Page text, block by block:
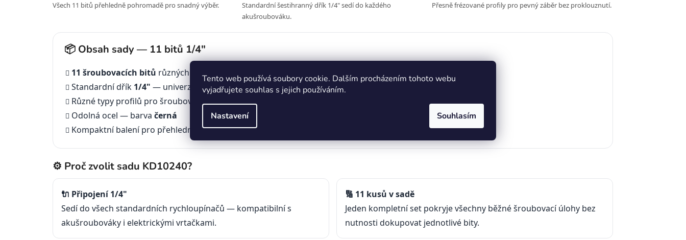
Tento web používá soubory cookie. Dalším procházením tohoto webu
vyjadřujete souhlas s jejich používáním.
Nastavení Souhlasím
Všech 11 bitů přehledně pohromadě pro snadný výběr.
Standardní šestihranný dřík 1/4" sedí do každého
akušroubováku.
Přesně frézované profily pro pevný záběr bez proklouznutí.
📦 Obsah sady — 11 bitů 1/4"
11 šroubovacích bitů různých profilů a rozměrů
Standardní dřík 1/4" — univerzální kompatibilita s rychloupínači
Různé typy profilů pro šroubovací a montážní práce
Odolná ocel — barva černá
Kompaktní balení pro přehledné uložení v dílně nebo v kufříku
⚙️ Proč zvolit sadu KD10240?
🔌 Připojení 1/4"
Sedí do všech standardních rychloupínačů — kompatibilní s
akušroubováky i elektrickými vrtačkami.
🔢 11 kusů v sadě
Jeden kompletní set pokryje všechny běžné šroubovací úlohy bez
nutnosti dokupovat jednotlivé bity.